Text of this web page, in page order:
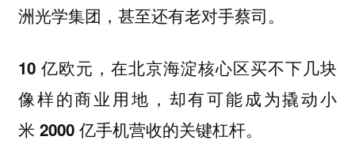
洲光学集团，甚至还有老对手蔡司。
10 亿欧元，在北京海淀核心区买不下几块
像样的商业用地，却有可能成为撬动小
米 2000 亿手机营收的关键杠杆。